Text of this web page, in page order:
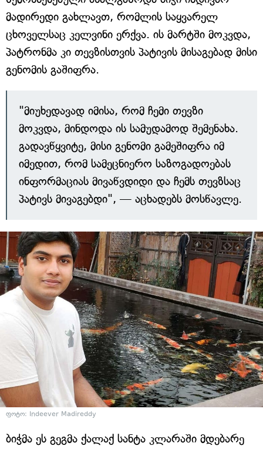
მადირედი გახლავთ, რომლის საყვარელ
ცხოველსაც კელვინი ერქვა. ის მარტში მოკვდა,
პატრონმა კი თევზისთვის პატივის მისაგებად მისი
გენომის გაშიფრა.
"მიუხედავად იმისა, რომ ჩემი თევზი
მოკვდა, მინდოდა ის სამუდამოდ შემენახა.
გადავწყვიტე, მისი გენომი გამეშიფრა იმ
იმედით, რომ სამეცნიერო საზოგადოებას
ინფორმაციას მივაწვდიდი და ჩემს თევზსაც
პატივს მივაგებდი", — აცხადებს მოსწავლე.
ფოტო: Indeever Madireddy
ბიჭმა ეს გეგმა ქალაქ სანტა კლარაში მდებარე